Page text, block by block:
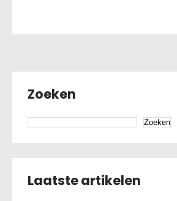
Zoeken
Zoeken
Laatste artikelen